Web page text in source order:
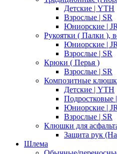
Детские | YTH
Взрослые | SR
Юниорские | JR
Рукоятки ( Палки ),
Юниорские | JR
Взрослые | SR
Крюки ( Перья )
Взрослые | SR
Композитные
Детские | YTH
Подростковые
Юниорские | JR
Взрослые | SR
Клюшки для
Защита рук
Шлема